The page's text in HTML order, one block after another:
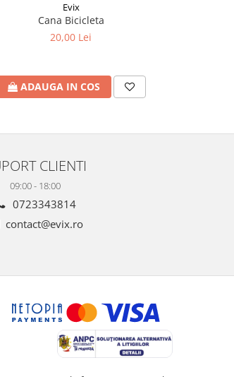
Evix
Cana Bicicleta
20,00 Lei
ADAUGA IN COS
CLIENTI
09:00 - 18:00
0723343814
contact@evix.ro